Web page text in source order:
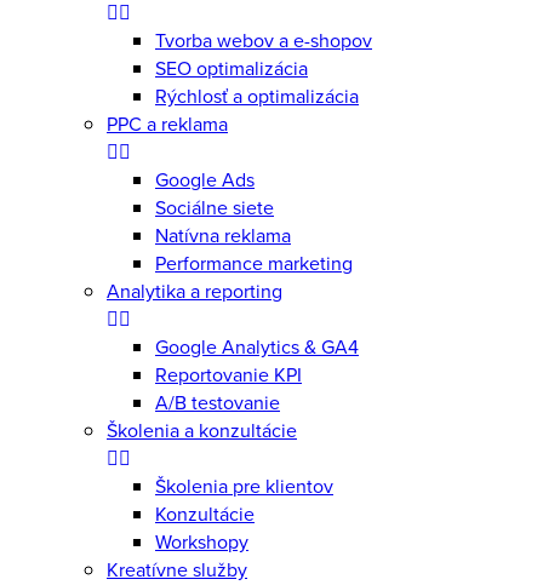
Tvorba webov a e-shopov
SEO optimalizácia
Rýchlosť a optimalizácia
PPC a reklama
Google Ads
Sociálne siete
Natívna reklama
Performance marketing
Analytika a reporting
Google Analytics & GA4
Reportovanie KPI
A/B testovanie
Školenia a konzultácie
Školenia pre klientov
Konzultácie
Workshopy
Kreatívne služby